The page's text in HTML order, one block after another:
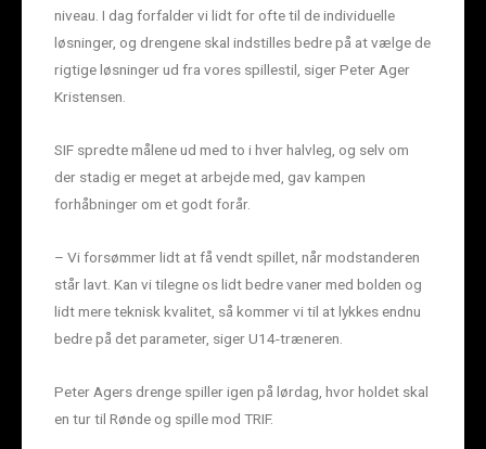
niveau. I dag forfalder vi lidt for ofte til de individuelle
løsninger, og drengene skal indstilles bedre på at vælge de
rigtige løsninger ud fra vores spillestil, siger Peter Ager
Kristensen.
SIF spredte målene ud med to i hver halvleg, og selv om
der stadig er meget at arbejde med, gav kampen
forhåbninger om et godt forår.
– Vi forsømmer lidt at få vendt spillet, når modstanderen
står lavt. Kan vi tilegne os lidt bedre vaner med bolden og
lidt mere teknisk kvalitet, så kommer vi til at lykkes endnu
bedre på det parameter, siger U14-træneren.
Peter Agers drenge spiller igen på lørdag, hvor holdet skal
en tur til Rønde og spille mod TRIF.